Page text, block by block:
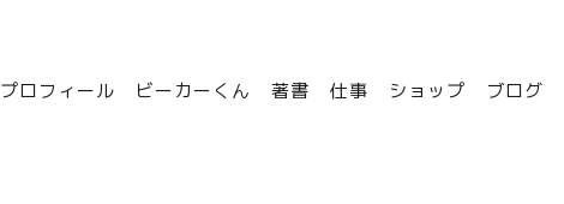
プロフィール ビーカーくん 著書 仕事 ショップ ブログ